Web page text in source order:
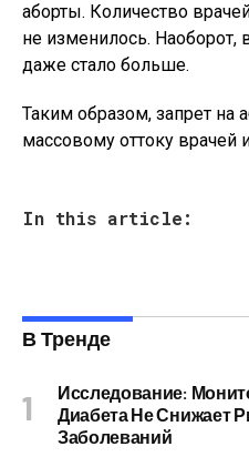
аборты. Количество
не изменилось. Наоборот,
даже стало больше.
Таким образом, запрет на
массовому оттоку врачей
In this article:
В Тренде
Исследование:
Диабета Не Снижает
Заболеваний